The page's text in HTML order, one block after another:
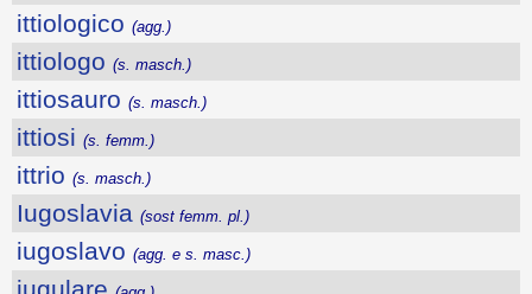
ittiologico (agg.)
ittiologo (s. masch.)
ittiosauro (s. masch.)
ittiosi (s. femm.)
ittrio (s. masch.)
Iugoslavia (sost femm. pl.)
iugoslavo (agg. e s. masc.)
iugulare